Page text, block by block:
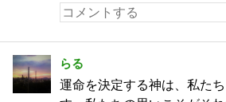
らる
運命を決定する神は、私た